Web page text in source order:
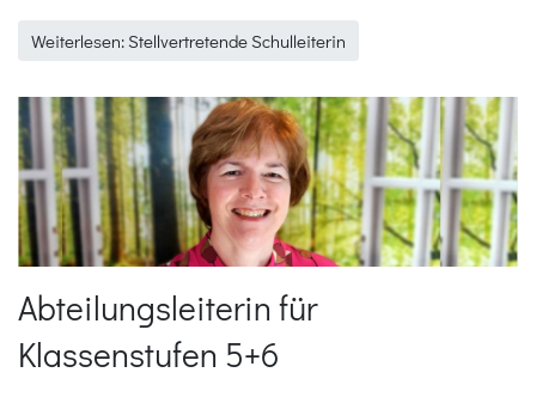
Weiterlesen: Stellvertretende Schulleiterin
Abteilungsleiterin für
Klassenstufen 5+6